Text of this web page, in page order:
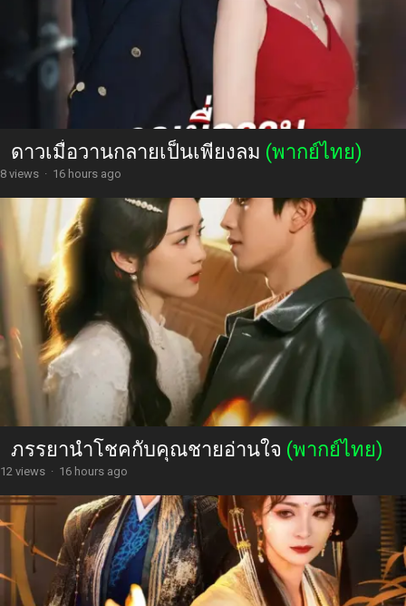
ดาวเมื่อวานกลายเป็นเพียงลม (พากย์ไทย)
8 views · 16 hours ago
ภรรยานำโชคกับคุณชายอ่านใจ (พากย์ไทย)
12 views · 16 hours ago